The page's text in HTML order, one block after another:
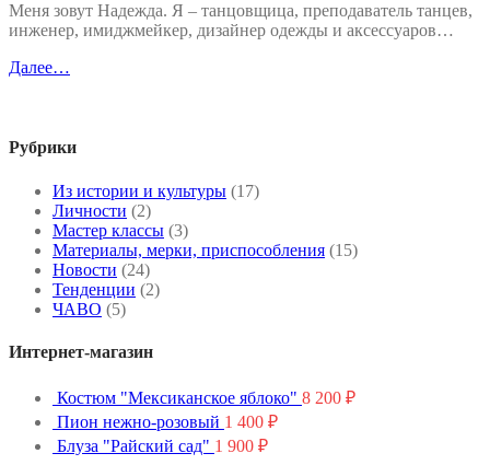
Меня зовут Надежда. Я – танцовщица, преподаватель танцев,
инженер, имиджмейкер, дизайнер одежды и аксессуаров…
Далее…
Рубрики
Из истории и культуры (17)
Личности (2)
Мастер классы (3)
Материалы, мерки, приспособления (15)
Новости (24)
Тенденции (2)
ЧАВО (5)
Интернет-магазин
Костюм "Мексиканское яблоко" 8 200 ₽
Пион нежно-розовый 1 400 ₽
Блуза "Райский сад" 1 900 ₽